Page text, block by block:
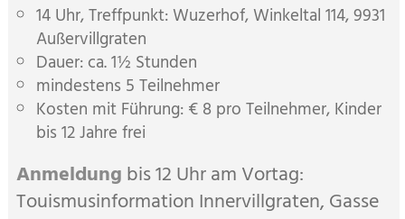
14 Uhr, Treffpunkt: Wuzerhof, Winkel­tal 114, 9931
Außer­villgraten
Dauer: ca. 1½ Stunden
mindestens 5 Teilnehmer
Kosten mit Führung: € 8 pro Teilnehmer, Kinder
bis 12 Jahre frei
Anmeldungbis 12 Uhr am Vor­tag:
Touismus­infor­mation Inner­vill­graten, Gasse